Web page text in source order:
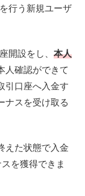
行う新規ユーザ
開設をし、 本人
人確認ができて
引口座へ入金す
ナスを受け取る
えた状態で入金
を獲得できま